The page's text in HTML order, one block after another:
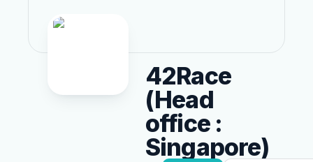
42Race
(Head
office :
Singapore)